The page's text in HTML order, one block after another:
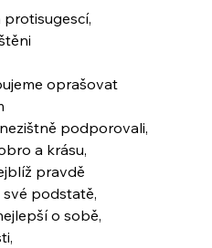
oprašovat
podporovali,
a krásu,
pravdě
podstatě,
o sobě,